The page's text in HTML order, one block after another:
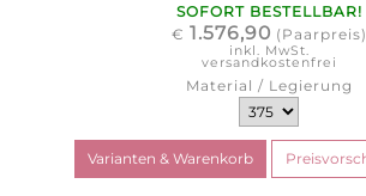
SOFORT BESTELLBAR!
€ 1.576,90 (Paarpreis)
inkl. MwSt.
versandkostenfrei
Material / Legierung